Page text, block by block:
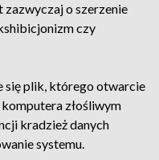
zazwyczaj o szerzenie
czy
się plik, którego otwarcie
złośliwym
kradzież danych
systemu.